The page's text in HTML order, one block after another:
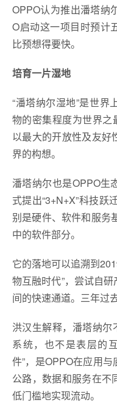
OPPO认为推出潘塔纳
O启动这一项目时预计
比预想得要快。
培育一片湿地
“潘塔纳尔湿地”是世界
物的密集程度为世界之
以最大的开放性及友好
界的构想。
潘塔纳尔也是OPPO生
式提出“3+N+X”科技跃
别是硬件、软件和服务
中的软件部分。
它的落地可以追溯到
物互融时代”，尝试自
间的快速通道。三年过
洪汉生解释，潘塔纳
系统，也不是表层的
件”，是OPPO在应用
公路，数据和服务在不
低门槛地实现流动。